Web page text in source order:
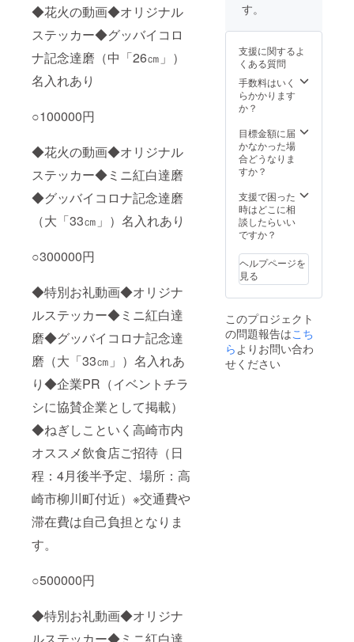
◆花火の動画◆オリジナル
ステッカー◆グッバイコロ
ナ記念達磨（中「26㎝」）
名入れあり
○100000円
◆花火の動画◆オリジナル
ステッカー◆ミニ紅白達磨
◆グッバイコロナ記念達磨
（大「33㎝」）名入れあり
○300000円
◆特別お礼動画◆オリジナ
ルステッカー◆ミニ紅白達
磨◆グッバイコロナ記念達
磨（大「33㎝」）名入れあ
り◆企業PR（イベントチラ
シに協賛企業として掲載）
◆ねぎしこといく高崎市内
オススメ飲食店ご招待（日
程：4月後半予定、場所：高
崎市柳川町付近）※交通費や
滞在費は自己負担となりま
す。
○500000円
◆特別お礼動画◆オリジナ
ルステッカー◆ミニ紅白達
となり
で））
営チー
ム、他
スポン
サー企
崎市内
での打
ち上げ
程：4月
後半予
定、場
所：高
川町付
近、人
数制限
特にな
交通費
や滞在
費は自
己負担
となり
す。
支援に関するよ
くある質問
手数料はいく
らかかります
か？
目標金額に届
かなかった場
合どうなりま
すか？
支援で困った
時はどこに相
談したらいい
ですか？
ヘルプページを
見る
このプロジェクト
の問題報告はこち
らよりお問い合わ
せください